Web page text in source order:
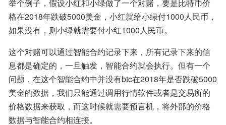
举个例子，假设小红和小绿做了一个对赌，要是比特币价
格在2018年跌破5000美金，小红就给小绿付1000人民币，
如果没有，则小绿就需要付小红1000人民币。
这个对赌可以通过智能合约记录下来，所有记录下来的信
息都是确定的，一旦触发，智能合约就会执行。但有一个
问题，在这个智能合约中并没有btc在2018年是否跌破5000
美金的数据，我们只能通过调用行情软件或者是交易所的
价格数据来获取，而这时候就需要预言机，将外部的价格
数据与智能合约相连接。